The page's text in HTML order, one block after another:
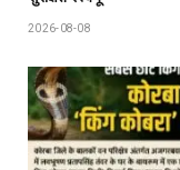
2026-08-08